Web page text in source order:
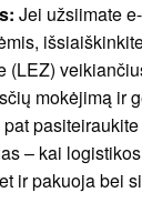
Jei užsiimate
(LEZ)
mokėjimą ir
– kai
ir pakuoja bei